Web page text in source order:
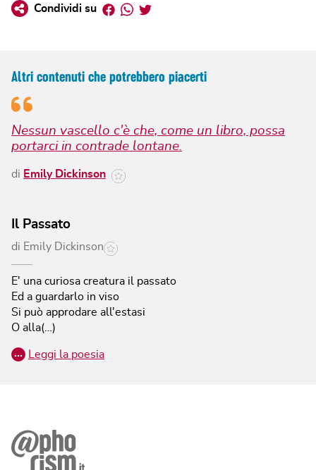
Condividi su Facebook
Whatsapp
Twitter
Altri contenuti che potrebbero piacerti
Nessun vascello c'è che, come un libro, possa
portarci in contrade lontane.
di Emily Dickinson
Il Passato
di Emily Dickinson
E' una curiosa creatura il passato
Ed a guardarlo in viso
Si può approdare all'estasi
O alla(…)
… Leggi la poesia